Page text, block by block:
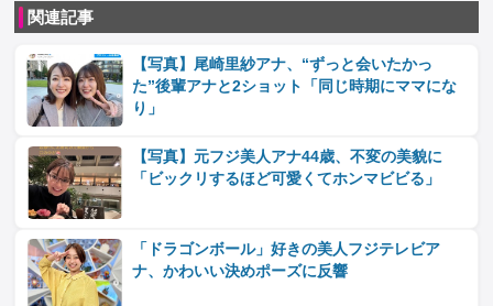
関連記事
【写真】尾崎里紗アナ、“ずっと会いたかっ
た”後輩アナと2ショット「同じ時期にママにな
り」
【写真】元フジ美人アナ44歳、不変の美貌に
「ビックリするほど可愛くてホンマビビる」
「ドラゴンボール」好きの美人フジテレビア
ナ、かわいい決めポーズに反響